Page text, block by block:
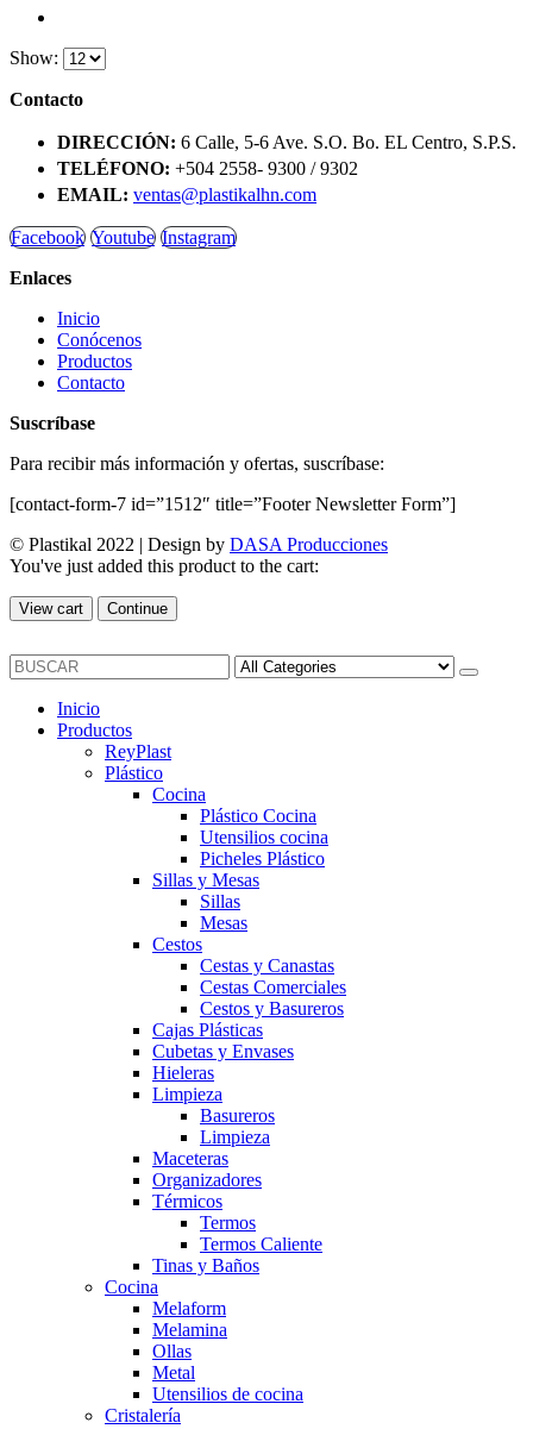
Show:
Contacto
DIRECCIÓN: 6 Calle, 5-6 Ave. S.O. Bo. EL Centro, S.P.S.
TELÉFONO: +504 2558- 9300 / 9302
EMAIL: ventas@plastikalhn.com
Facebook Youtube Instagram
Enlaces
Inicio
Conócenos
Productos
Contacto
Suscríbase
Para recibir más información y ofertas, suscríbase:
[contact-form-7 id=”1512″ title=”Footer Newsletter Form”]
© Plastikal 2022 | Design by DASA Producciones
You've just added this product to the cart:
View cart Continue
Inicio
Productos
ReyPlast
Plástico
Cocina
Plástico Cocina
Utensilios cocina
Picheles Plástico
Sillas y Mesas
Sillas
Mesas
Cestos
Cestas y Canastas
Cestas Comerciales
Cestos y Basureros
Cajas Plásticas
Cubetas y Envases
Hieleras
Limpieza
Basureros
Limpieza
Maceteras
Organizadores
Térmicos
Termos
Termos Caliente
Tinas y Baños
Cocina
Melaform
Melamina
Ollas
Metal
Utensilios de cocina
Cristalería